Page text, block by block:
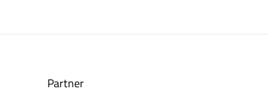
Partner